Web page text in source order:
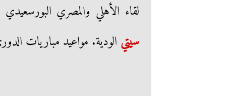
لقاء الأهلي والمصري
سيتي الودية. مواعيد مباريات